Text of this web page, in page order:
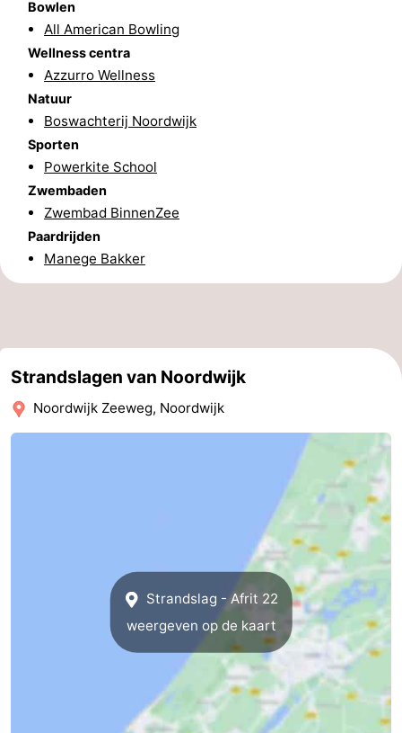
Holland
Leiden
Bollenstreek
Natuur
Hollands
Duin
Katwijk
Scheveningen
Bowlen
All American Bowling
Wellness centra
Azzurro Wellness
Natuur
Boswachterij Noordwijk
Sporten
Powerkite School
Zwembaden
Zwembad BinnenZee
Paardrijden
Manege Bakker
Strandslagen van Noordwijk
Noordwijk Zeeweg, Noordwijk
Strandslag - Afrit 22
weergeven op de kaart